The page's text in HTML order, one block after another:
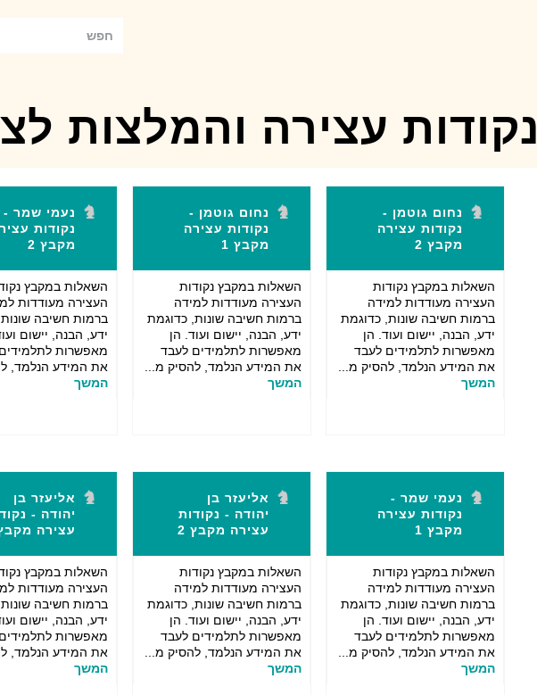
נקודות עצירה והמלצות
נחום גוטמן -
נקודות עצירה
מקבץ 2
השאלות במקבץ נקודות
העצירה מעודדות למידה
ברמות חשיבה שונות, כדוגמת
ידע, הבנה, יישום ועוד. הן
מאפשרות לתלמידים לעבד
את המידע הנלמד, להסיק מ...
המשך
נחום גוטמן -
נקודות עצירה
מקבץ 1
השאלות במקבץ נקודות
העצירה מעודדות למידה
ברמות חשיבה שונות, כדוגמת
ידע, הבנה, יישום ועוד. הן
מאפשרות לתלמידים לעבד
את המידע הנלמד, להסיק מ...
המשך
נעמי שמר -
נקודות
מקבץ 2
השאלות במקבץ
העצירה מעודדות
ברמות חשיבה
ידע, הבנה, יישום
מאפשרות
את המידע הנלמד,
המשך
נעמי שמר -
נקודות עצירה
מקבץ 1
השאלות במקבץ נקודות
העצירה מעודדות למידה
ברמות חשיבה שונות, כדוגמת
ידע, הבנה, יישום ועוד. הן
מאפשרות לתלמידים לעבד
את המידע הנלמד, להסיק מ...
המשך
אליעזר בן
יהודה - נקודות
עצירה מקבץ 2
השאלות במקבץ נקודות
העצירה מעודדות למידה
ברמות חשיבה שונות, כדוגמת
ידע, הבנה, יישום ועוד. הן
מאפשרות לתלמידים לעבד
את המידע הנלמד, להסיק מ...
המשך
אליעזר בן
יהודה -
עצירה מקבץ
השאלות במקבץ
העצירה מעודדות
ברמות חשיבה
ידע, הבנה, יישום
מאפשרות
את המידע הנלמד,
המשך